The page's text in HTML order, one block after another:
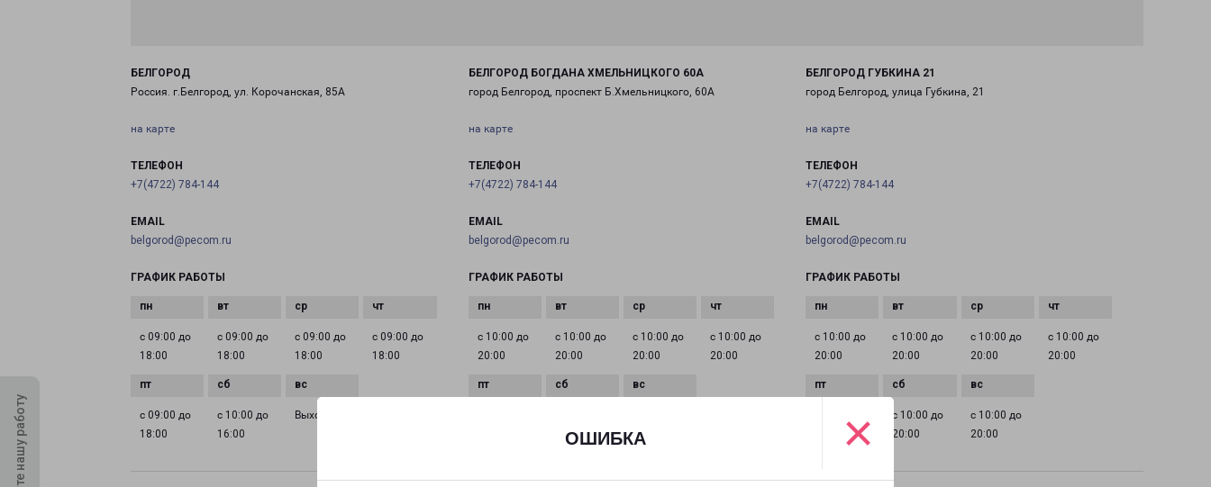
ОШИБКА ×
Оцените нашу работу
БЕЛГОРОД
Россия. г.Белгород, ул. Корочанская, 85А
на карте
ТЕЛЕФОН
+7(4722) 784-144
EMAIL
belgorod@pecom.ru
ГРАФИК РАБОТЫ
с 09:00 до
18:00
с 09:00 до
18:00
с 09:00 до
18:00
с 09:00 до
18:00
с 09:00 до
18:00
с 10:00 до
16:00
Выходной
БЕЛГОРОД БОГДАНА ХМЕЛЬНИЦКОГО 60А
город Белгород, проспект Б.Хмельницкого, 60А
на карте
ТЕЛЕФОН
+7(4722) 784-144
EMAIL
belgorod@pecom.ru
ГРАФИК РАБОТЫ
с 10:00 до
20:00
с 10:00 до
20:00
с 10:00 до
20:00
с 10:00 до
20:00
20:00
20:00
БЕЛГОРОД ГУБКИНА 21
город Белгород, улица Губкина, 21
на карте
ТЕЛЕФОН
+7(4722) 784-144
EMAIL
belgorod@pecom.ru
ГРАФИК РАБОТЫ
с 10:00 до
20:00
с 10:00 до
20:00
с 10:00 до
20:00
с 10:00 до
20:00
с 10:00 до
20:00
с 10:00 до
20:00